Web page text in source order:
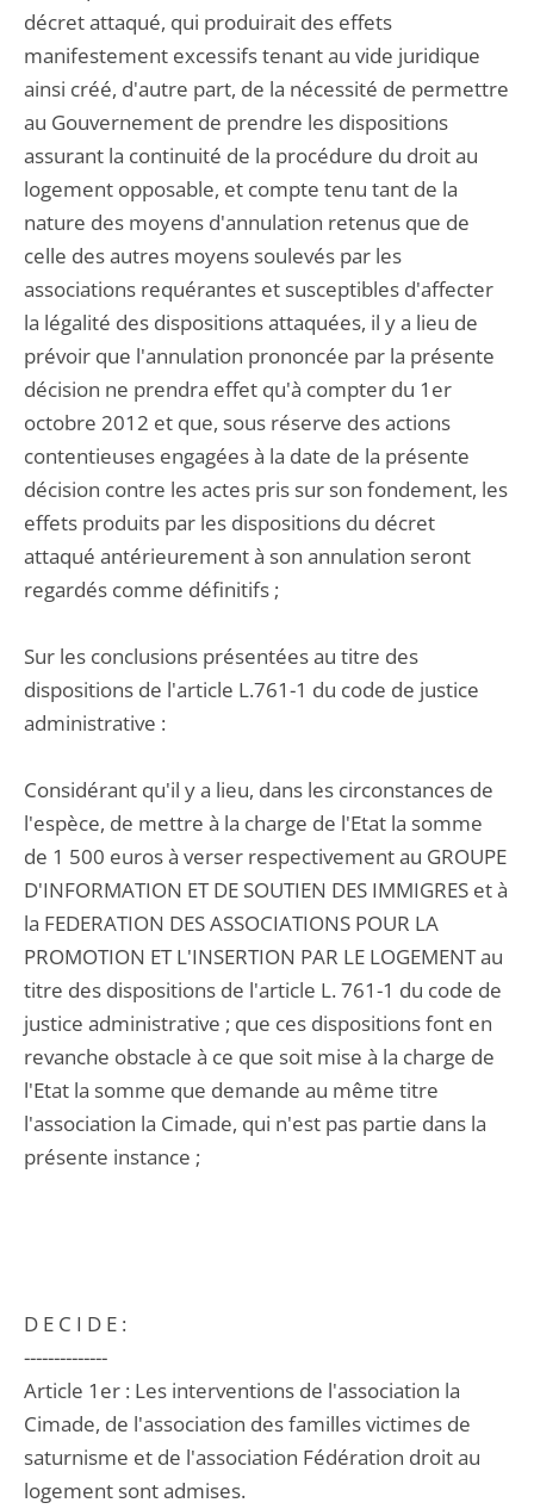
décret attaqué, qui produirait des effets
manifestement excessifs tenant au vide juridique
ainsi créé, d'autre part, de la nécessité de permettre
au Gouvernement de prendre les dispositions
assurant la continuité de la procédure du droit au
logement opposable, et compte tenu tant de la
nature des moyens d'annulation retenus que de
celle des autres moyens soulevés par les
associations requérantes et susceptibles d'affecter
la légalité des dispositions attaquées, il y a lieu de
prévoir que l'annulation prononcée par la présente
décision ne prendra effet qu'à compter du 1er
octobre 2012 et que, sous réserve des actions
contentieuses engagées à la date de la présente
décision contre les actes pris sur son fondement, les
effets produits par les dispositions du décret
attaqué antérieurement à son annulation seront
regardés comme définitifs ;
Sur les conclusions présentées au titre des
dispositions de l'article L.761-1 du code de justice
administrative :
Considérant qu'il y a lieu, dans les circonstances de
l'espèce, de mettre à la charge de l'Etat la somme
de 1 500 euros à verser respectivement au GROUPE
D'INFORMATION ET DE SOUTIEN DES IMMIGRES et à
la FEDERATION DES ASSOCIATIONS POUR LA
PROMOTION ET L'INSERTION PAR LE LOGEMENT au
titre des dispositions de l'article L. 761-1 du code de
justice administrative ; que ces dispositions font en
revanche obstacle à ce que soit mise à la charge de
l'Etat la somme que demande au même titre
l'association la Cimade, qui n'est pas partie dans la
présente instance ;
D E C I D E :
--------------
Article 1er : Les interventions de l'association la
Cimade, de l'association des familles victimes de
saturnisme et de l'association Fédération droit au
logement sont admises.